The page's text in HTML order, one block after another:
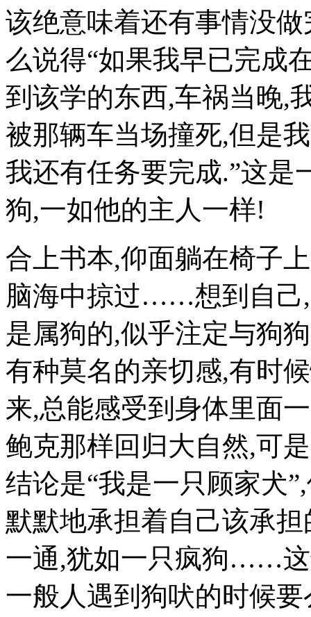
该绝意味着还有事情没
么说得“如果我早已完成
到该学的东西,车祸当晚,
被那辆车当场撞死,但是
我还有任务要完成.”这是
狗,一如他的主人一样!
合上书本,仰面躺在椅子
脑海中掠过……想到自己
是属狗的,似乎注定与狗
有种莫名的亲切感,有时
来,总能感受到身体里面
鲍克那样回归大自然,可
结论是“我是一只顾家犬
默默地承担着自己该承
一通,犹如一只疯狗……这
一般人遇到狗吠的时候